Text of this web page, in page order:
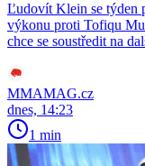
Ľudovít Klein se týden
výkonu proti Tofiqu
chce se soustředit na
MMAMAG.cz
dnes, 14:23
1 min